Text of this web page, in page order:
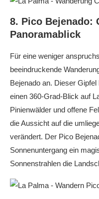
8. Pico Bejenado:
Panoramablick
Für eine weniger
beeindruckende
Bejenado an. Dieser
einen 360-Grad-Blick auf
Pinienwälder und offene
die Aussicht auf die
verändert. Der Pico
Sonnenuntergang ein
Sonnenstrahlen die